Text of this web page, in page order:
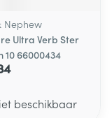
Nephew
Ultra Verb Ster
10 66000434
beschikbaar